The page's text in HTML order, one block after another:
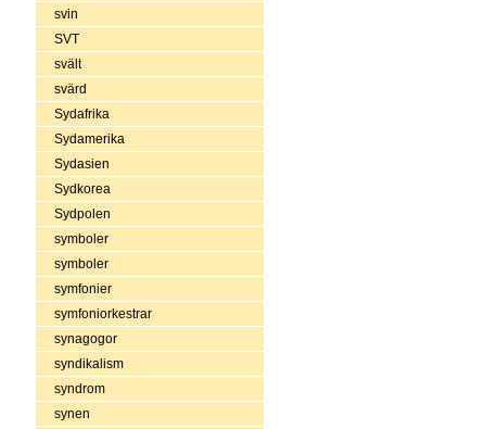
svin
SVT
svält
svärd
Sydafrika
Sydamerika
Sydasien
Sydkorea
Sydpolen
symboler
symboler
symfonier
symfoniorkestrar
synagogor
syndikalism
syndrom
synen